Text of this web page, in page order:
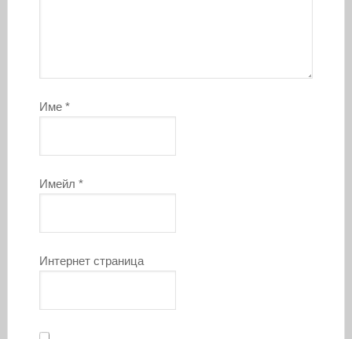
Име *
Имейл *
Интернет страница